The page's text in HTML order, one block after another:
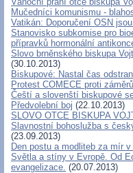
Mučedníci komunismu -
Vatikán: Doporučení OSN
Stanovisko subkomise pro
přípravků hormonální
Slovo brněnského biskupa
(30.10.2013)
Biskupové: Nastal čas
Protest COMECE proti
Čeští a slovenští biskupové
Předvolební boj (22.10.2013)
SLOVO OTCE BISKUPA
Slavnostní bohoslužba s
(23.09.2013)
Den postu a modliteb za mír
Světla a stíny v Evropě. Od
evangelizace. (20.07.2013)